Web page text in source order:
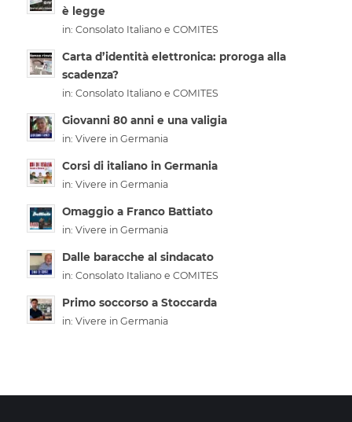
è legge
in: Consolato Italiano e COMITES
Carta d’identità elettronica: proroga alla
scadenza?
in: Consolato Italiano e COMITES
Giovanni 80 anni e una valigia
in: Vivere in Germania
Corsi di italiano in Germania
in: Vivere in Germania
Omaggio a Franco Battiato
in: Vivere in Germania
Dalle baracche al sindacato
in: Consolato Italiano e COMITES
Primo soccorso a Stoccarda
in: Vivere in Germania